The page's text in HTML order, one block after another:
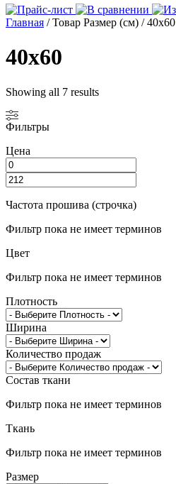
Главная / Товар Размер (см) / 40х60
40х60
Showing all 7 results
Фильтры
Цена
Частота прошива (строчка)
Фильтр пока не имеет терминов
Цвет
Фильтр пока не имеет терминов
Плотность
Ширина
Количество продаж
Состав ткани
Фильтр пока не имеет терминов
Ткань
Фильтр пока не имеет терминов
Размер